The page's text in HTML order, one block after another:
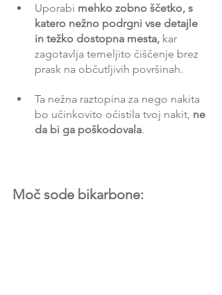
Uporabi mehko zobno ščetko, s
katero nežno podrgni vse detajle
in težko dostopna mesta, kar
zagotavlja temeljito čiščenje brez
prask na občutljivih površinah.
Ta nežna raztopina za nego nakita
bo učinkovito očistila tvoj nakit, ne
da bi ga poškodovala.
Moč sode bikarbone: